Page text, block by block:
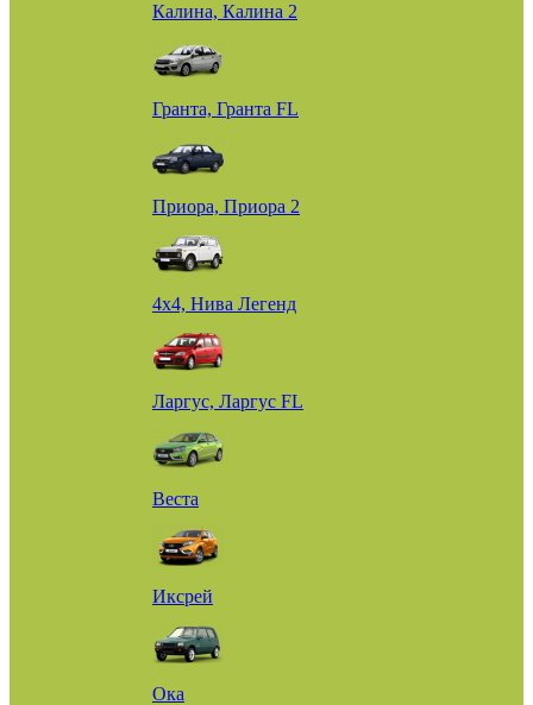
Калина, Калина 2
Гранта, Гранта FL
Приора, Приора 2
4х4, Нива Легенд
Ларгус, Ларгус FL
Веста
Иксрей
Ока